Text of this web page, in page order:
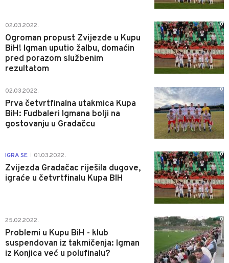
02.03.2022.
Ogroman propust Zvijezde u Kupu
BiH! Igman uputio žalbu, domaćin
pred porazom službenim
rezultatom
0
02.03.2022.
Prva četvrtfinalna utakmica Kupa
BiH: Fudbaleri Igmana bolji na
gostovanju u Gradačcu
0
IGRA SE 01.03.2022.
Zvijezda Gradačac riješila dugove,
igraće u četvrtfinalu Kupa BIH
0
25.02.2022.
Problemi u Kupu BiH - klub
suspendovan iz takmičenja: Igman
iz Konjica već u polufinalu?
0